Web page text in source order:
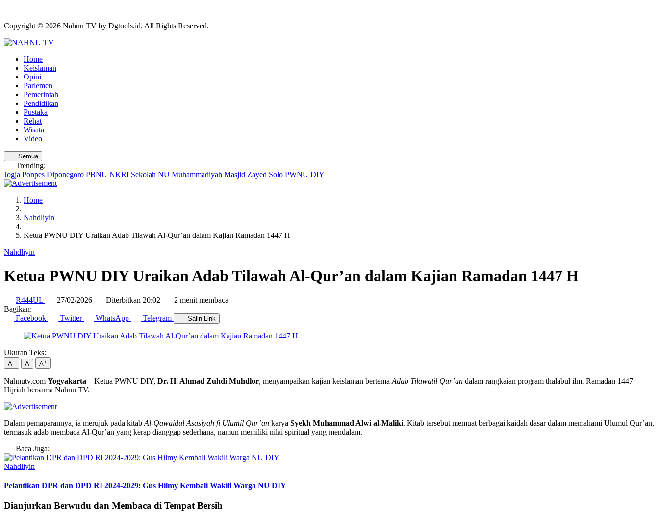
Copyright © 2026 Nahnu TV by Dgtools.id. All Rights Reserved.
Home
Keislaman
Opini
Parlemen
Pemerintah
Pendidikan
Pustaka
Rehat
Wisata
Video
Semua
Trending:
Jogja Ponpes Diponegoro PBNU NKRI Sekolah NU Muhammadiyah Masjid Zayed Solo PWNU DIY
Home
Nahdliyin
Ketua PWNU DIY Uraikan Adab Tilawah Al-Qur’an dalam Kajian Ramadan 1447 H
Nahdliyin
Ketua PWNU DIY Uraikan Adab Tilawah Al-Qur’an dalam Kajian Ramadan 1447 H
R444UL 27/02/2026 Diterbitkan 20:02
2 menit membaca
Bagikan:
Facebook
Twitter WhatsApp Telegram Salin Link
Ukuran Teks:
A− A A+
Nahnutv.com Yogyakarta – Ketua PWNU DIY, Dr. H. Ahmad Zuhdi Muhdlor, menyampaikan kajian keislaman bertema Adab Tilawatil Qur’an dalam rangkaian program thalabul ilmi Ramadan 1447
Hijriah bersama Nahnu TV.
Dalam pemaparannya, ia merujuk pada kitab Al-Qawaidul Asasiyah fi Ulumil Qur’an karya Syekh Muhammad Alwi al-Maliki. Kitab tersebut memuat berbagai kaidah dasar dalam memahami Ulumul Qur’an,
termasuk adab membaca Al-Qur’an yang kerap dianggap sederhana, namun memiliki nilai spiritual yang mendalam.
Baca Juga:
Nahdliyin
Pelantikan DPR dan DPD RI 2024-2029: Gus Hilmy Kembali Wakili Warga NU DIY
Dianjurkan Berwudu dan Membaca di Tempat Bersih